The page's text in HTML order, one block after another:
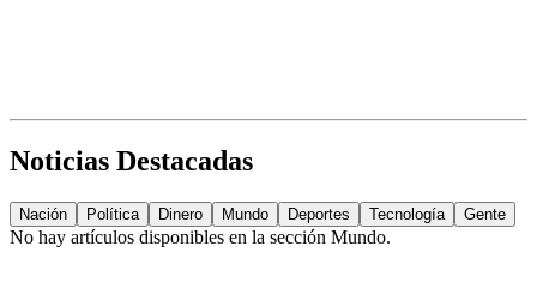
Noticias Destacadas
Nación Política Dinero Mundo Deportes Tecnología Gente
No hay artículos disponibles en la sección Mundo.